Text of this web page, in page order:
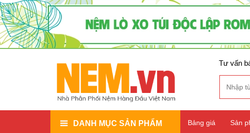
Tư vấn
DANH MỤC SẢN PHẨM Bảng giá Sản